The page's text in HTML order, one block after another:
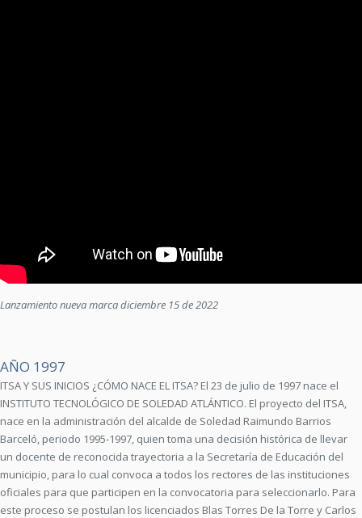
Lanzamiento nueva marca diciembre 15 de 2022
AÑO 1997
ITSA Y SUS INICIOS ¿CÓMO NACE EL ITSA? El 23 de julio de 1997 nace el
INSTITUTO TECNOLÓGICO DE SOLEDAD ATLÁNTICO. El proyecto del ITSA,
nace en la administración del alcalde de Soledad Raimundo Barrios
Barceló, periodo 1995-1997, quien toma una decisión histórica de llevar
un docente de reconocida trayectoria a la Secretaría de Educación del
municipio, para lo cual convoca a todos los rectores de las instituciones
oficiales para que participen en la convocatoria para seleccionarlo. Para
este proceso se postulan los licenciados Blas Torres De la Torre y Carlos